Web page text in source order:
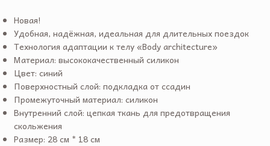
Новая!
Удобная, надёжная, идеальная для длительных поездок
Технология адаптации к телу «Body architecture»
Материал: высококачественный силикон
Цвет: синий
Поверхностный слой: подкладка от ссадин
Промежуточный материал: силикон
Внутренний слой: цепкая ткань для предотвращения
скольжения
Размер: 28 см * 18 см